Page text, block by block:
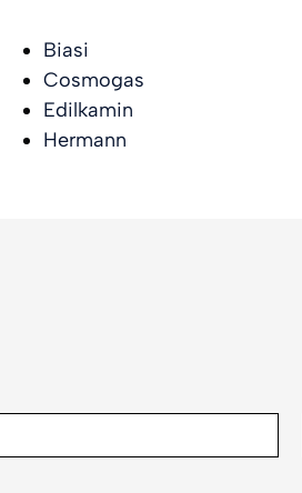
Biasi
Cosmogas
Edilkamin
Hermann